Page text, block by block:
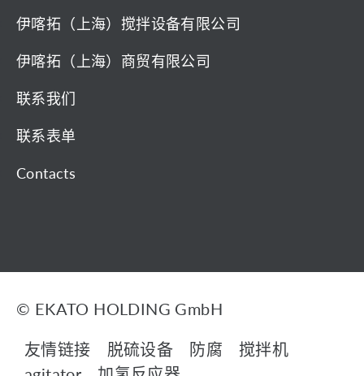
伊喀拓（上海）搅拌设备有限公司
伊喀拓（上海）商贸有限公司
联系我们
联系表单
Contacts
© EKATO HOLDING GmbH
友情链接 脱硫设备 防腐
搅拌机